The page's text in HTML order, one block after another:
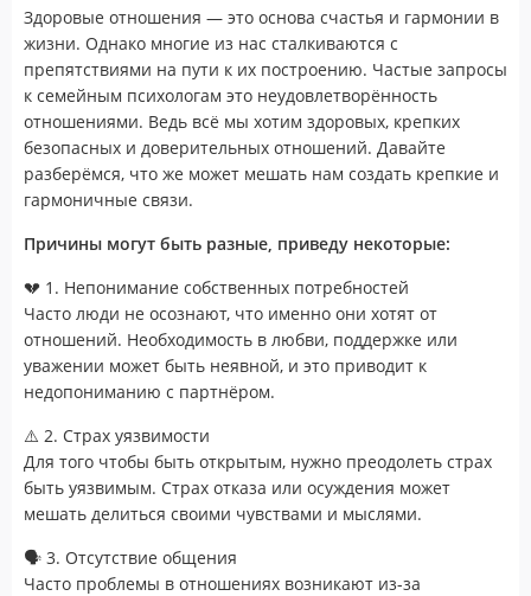
Здоровые отношения — это основа счастья и гармонии в
жизни. Однако многие из нас сталкиваются с
препятствиями на пути к их построению. Частые запросы
к семейным психологам это неудовлетворённость
отношениями. Ведь всё мы хотим здоровых, крепких
безопасных и доверительных отношений. Давайте
разберёмся, что же может мешать нам создать крепкие и
гармоничные связи.
Причины могут быть разные, приведу некоторые:
💔 1. Непонимание собственных потребностей
Часто люди не осознают, что именно они хотят от
отношений. Необходимость в любви, поддержке или
уважении может быть неявной, и это приводит к
недопониманию с партнёром.
⚠️ 2. Страх уязвимости
Для того чтобы быть открытым, нужно преодолеть страх
быть уязвимым. Страх отказа или осуждения может
мешать делиться своими чувствами и мыслями.
🗣️ 3. Отсутствие общения
Часто проблемы в отношениях возникают из-за